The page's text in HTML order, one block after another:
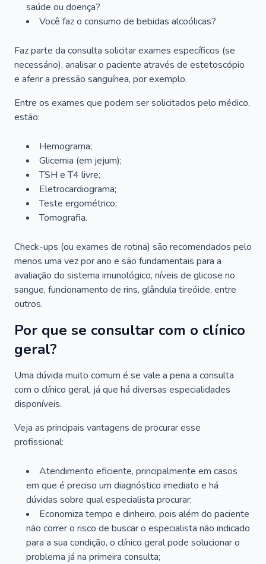
saúde ou doença?
Você faz o consumo de bebidas alcoólicas?
Faz parte da consulta solicitar exames específicos (se
necessário), analisar o paciente através de estetoscópio
e aferir a pressão sanguínea, por exemplo.
Entre os exames que podem ser solicitados pelo médico,
estão:
Hemograma;
Glicemia (em jejum);
TSH e T4 livre;
Eletrocardiograma;
Teste ergométrico;
Tomografia.
Check-ups (ou exames de rotina) são recomendados pelo
menos uma vez por ano e são fundamentais para a
avaliação do sistema imunológico, níveis de glicose no
sangue, funcionamento de rins, glândula tireóide, entre
outros.
Por que se consultar com o clínico
geral?
Uma dúvida muito comum é se vale a pena a consulta
com o clínico geral, já que há diversas especialidades
disponíveis.
Veja as principais vantagens de procurar esse
profissional:
Atendimento eficiente, principalmente em casos
em que é preciso um diagnóstico imediato e há
dúvidas sobre qual especialista procurar;
Economiza tempo e dinheiro, pois além do paciente
não correr o risco de buscar o especialista não indicado
para a sua condição, o clínico geral pode solucionar o
problema já na primeira consulta;